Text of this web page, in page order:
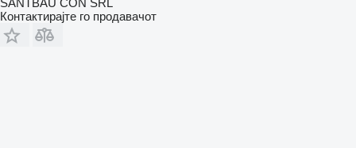
Контактирајте го продавачот